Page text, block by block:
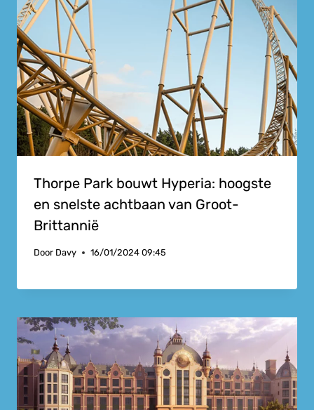
Thorpe Park bouwt Hyperia: hoogste
en snelste achtbaan van Groot-
Brittannië
Door Davy 16/01/2024 09:45